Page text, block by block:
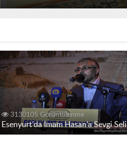
3130105 Görüntülenme
Esenyurt'da İmam Hasan'a Sevgi Seli